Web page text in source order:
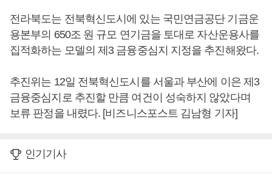
전라북도는 전북혁신도시에 있는 국민연금공단 기금운
용본부의 650조 원 규모 연기금을 토대로 자산운용사를
집적화하는 모델의 제3 금융중심지 지정을 추진해왔다.
추진위는 12일 전북혁신도시를 서울과 부산에 이은 제3
금융중심지로 추진할 만큼 여건이 성숙하지 않았다며
보류 판정을 내렸다. [비즈니스포스트 김남형 기자]
인기기사